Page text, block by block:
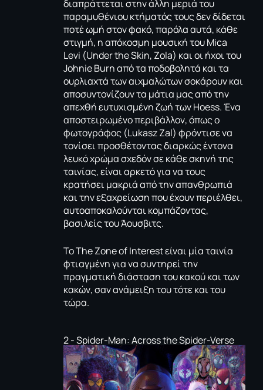
διαπράττεται στην άλλη μεριά του
παραμυθένιου κτήματός τους δεν δίδεται
ποτέ ωμή στον φακό, παρόλα αυτά, κάθε
στιγμή, η απόκοσμη μουσική του Mica
Levi (Under the Skin, Zola) και οι ήχοι του
Johnie Burn από τα ποδοβολητά και τα
ουρλιαχτά των αιχμαλώτων σοκάρουν και
αποσυντονίζουν τα μάτια μας από την
απεχθή ευτυχισμένη ζωή των Hoess. Ένα
αποστειρωμένο περιβάλλον, όπως ο
φωτογράφος (Lukasz Zal) φρόντισε να
τονίσει προσθέτοντας διαρκώς έντονα
λευκό χρώμα σχεδόν σε κάθε σκηνή της
ταινίας, είναι αρκετό για να τους
κρατήσει μακριά από την απανθρωπιά
και την εξαχρείωση που έχουν περιέλθει,
αυτοαποκαλούνται κομπάζοντας,
βασιλείς του Άουσβιτς.
Το The Zone of Interest είναι μία ταινία
φτιαγμένη για να συντηρεί την
πραγματική διάσταση του κακού και των
κακών, σαν ανάμειξη του τότε και του
τώρα.
2 - Spider-Man: Αcross the Spider-Verse